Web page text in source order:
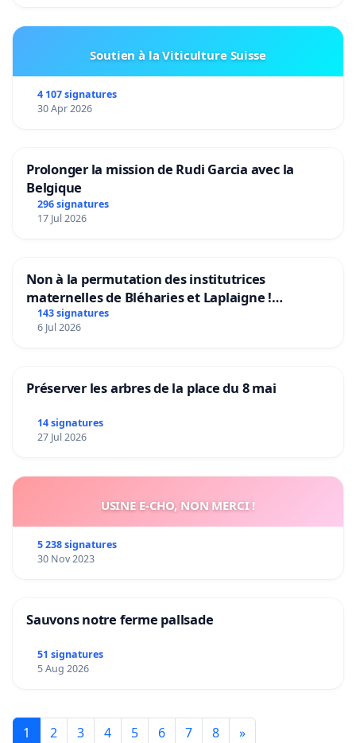
Soutien à la Viticulture Suisse
4 107 signatures
30 Apr 2026
Prolonger la mission de Rudi Garcia avec la
Belgique
296 signatures
17 Jul 2026
Non à la permutation des institutrices
maternelles de Bléharies et Laplaigne !
Préservons la stabilité de nos enfants.
143 signatures
6 Jul 2026
Préserver les arbres de la place du 8 mai
14 signatures
27 Jul 2026
USINE E-CHO, NON MERCI !
5 238 signatures
30 Nov 2023
Sauvons notre ferme pallsade
51 signatures
5 Aug 2026
1 2 3 4 5 6 7 8 »